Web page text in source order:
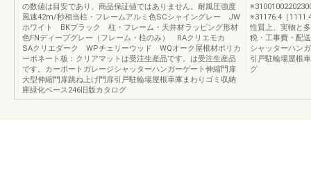
の数値は目安であり、商品保証値ではありません。耐風圧強度
風速42m/秒相当柱・フレームアルミ色SCシャイングレー JW
ホワイト BKブラック 柱・フレーム・天井材ラッピング形材
色FNディープグレー（フレーム・柱のみ） RAクリエモカ
SAクリエダーク WPチェリーウッド WQオーク屋根材ポリカ
ーボネート板：クリアマットは受注生産品です。は受注生産品
です。カーポートガレージシャッターハンガーゲート伸縮門扉
大型伸縮門扉跳ね上げ門扉引戸駐輪場屋根車庫まわりゴミ収納
庫緑化ベース246旧版カタログ
※31176.4［
性質上、実物と
税・工事費・配
シャッターハン
引戸駐輪場屋根
グ